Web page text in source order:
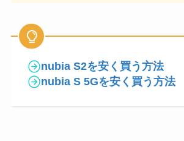
nubia S2を安く買う方法
nubia S 5Gを安く買う方法